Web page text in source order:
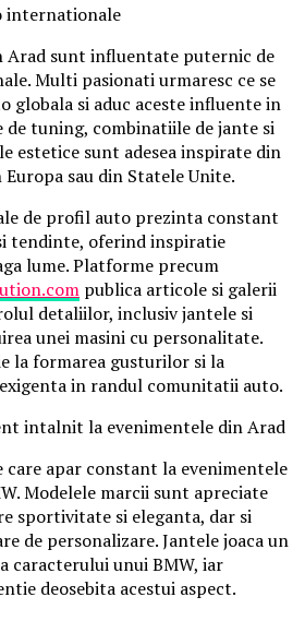
internationale
Arad sunt influentate puternic de
Multi pasionati urmaresc ce se
globala si aduc aceste influente in
tuning, combinatiile de jante si
estetice sunt adesea inspirate din
sau din Statele Unite.
de profil auto prezinta constant
tendinte, oferind inspiratie
lume. Platforme precum
publica articole si galerii
detaliilor, inclusiv jantele si
unei masini cu personalitate.
la formarea gusturilor si la
in randul comunitatii auto.
intalnit la evenimentele din Arad
apar constant la evenimentele
Modelele marcii sunt apreciate
sportivitate si eleganta, dar si
de personalizare. Jantele joaca un
caracterului unui BMW, iar
deosebita acestui aspect.